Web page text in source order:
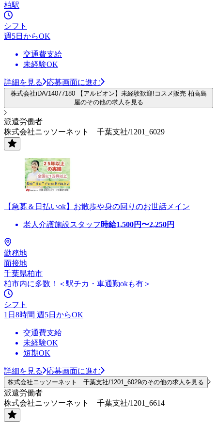
柏駅
シフト
週5日からOK
交通費支給
未経験OK
詳細を見る 応募画面に進む
株式会社iDA/14077180 【アルビオン】未経験歓迎!コスメ販売 柏高島
屋のその他の求人を見る
派遣労働者
株式会社ニッソーネット 千葉支社/1201_6029
【急募＆日払いok】お散歩や身の回りのお世話メイン
老人介護施設スタッフ 時給1,500円〜2,250円
勤務地
面接地
千葉県柏市
柏市内に多数！＜駅チカ・車通勤okも有＞
シフト
1日8時間 週5日からOK
交通費支給
未経験OK
短期OK
詳細を見る 応募画面に進む
株式会社ニッソーネット 千葉支社/1201_6029のその他の求人を見る
派遣労働者
株式会社ニッソーネット 千葉支社/1201_6614